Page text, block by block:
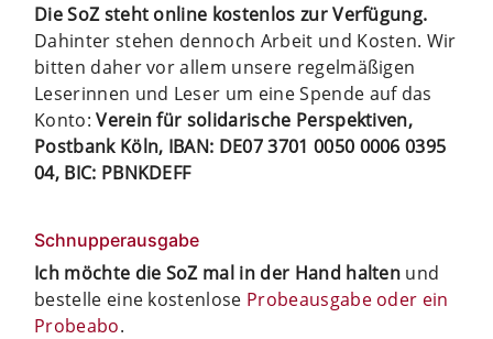
Die SoZ steht online kostenlos zur Verfügung.
Dahinter stehen dennoch Arbeit und Kosten. Wir
bitten daher vor allem unsere regelmäßigen
Leserinnen und Leser um eine Spende auf das
Konto:Verein für solidarische Perspektiven,
Postbank Köln, IBAN: DE07 3701 0050 0006 0395
04, BIC: PBNKDEFF
Schnupperausgabe
Ich möchte die SoZ mal in der Hand halten und
bestelle eine kostenlose Probeausgabe oder ein
Probeabo.